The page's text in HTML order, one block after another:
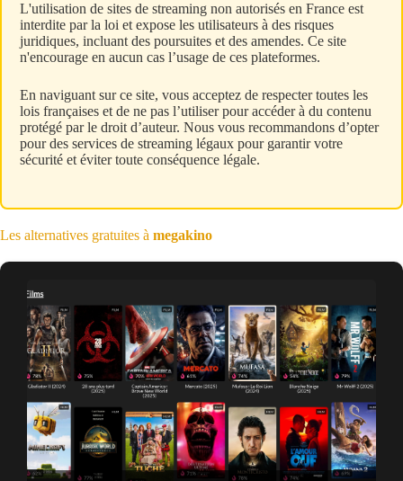
L'utilisation de sites de streaming non autorisés en France est
interdite par la loi et expose les utilisateurs à des risques
juridiques, incluant des poursuites et des amendes. Ce site
n'encourage en aucun cas l’usage de ces plateformes.
En naviguant sur ce site, vous acceptez de respecter toutes les
lois françaises et de ne pas l’utiliser pour accéder à du contenu
protégé par le droit d’auteur. Nous vous recommandons d’opter
pour des services de streaming légaux pour garantir votre
sécurité et éviter toute conséquence légale.
Les alternatives gratuites à megakino